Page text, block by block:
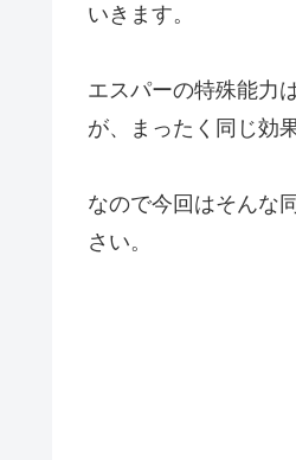
いきます。
エスパーの特殊能力
が、まったく同じ効
なので今回はそんな
さい。